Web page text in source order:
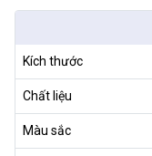
Kích thước
Chất liệu
Màu sắc